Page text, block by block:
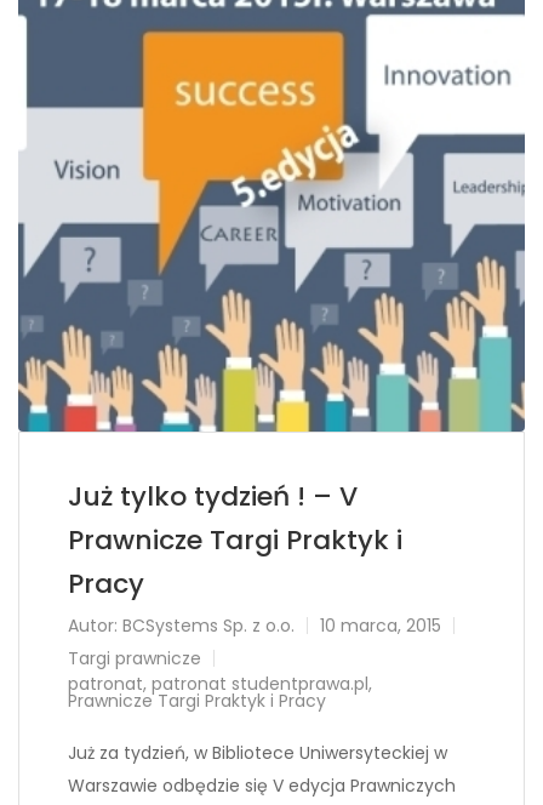
Już tylko tydzień ! – V
Prawnicze Targi Praktyk i
Pracy
Autor: BCSystems Sp. z o.o.
10 marca, 2015
Targi prawnicze
patronat, patronat studentprawa.pl,
Prawnicze Targi Praktyk i Pracy
Już za tydzień, w Bibliotece Uniwersyteckiej w
Warszawie odbędzie się V edycja Prawniczych